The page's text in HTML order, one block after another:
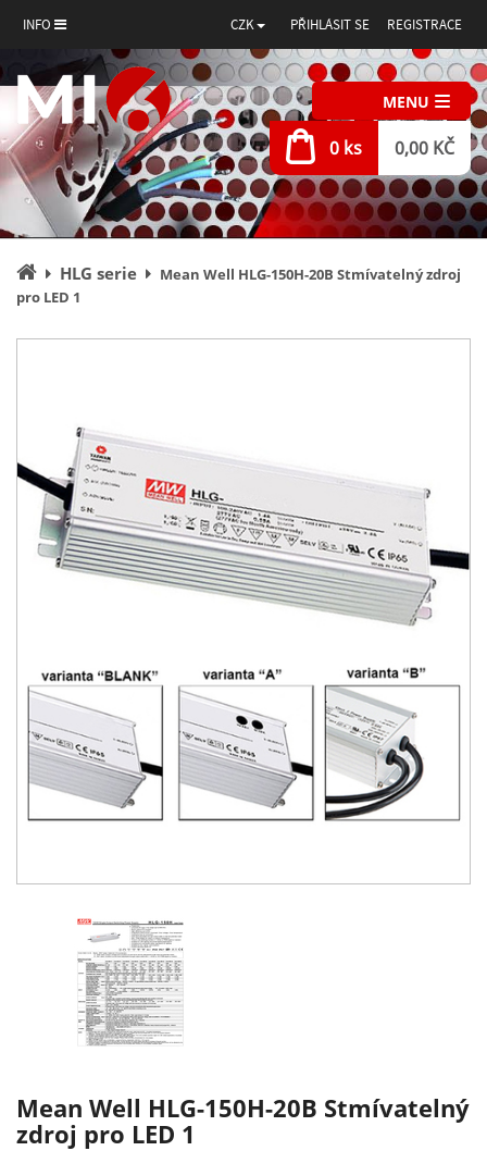
INFO CZK PŘIHLÁSIT SE REGISTRACE
MENU
0 ks 0,00 KČ
Úvodní
stránka
HLG serie
Mean Well HLG-150H-20B Stmívatelný zdroj
pro LED 1
Mean Well HLG-150H-20B Stmívatelný
zdroj pro LED 1